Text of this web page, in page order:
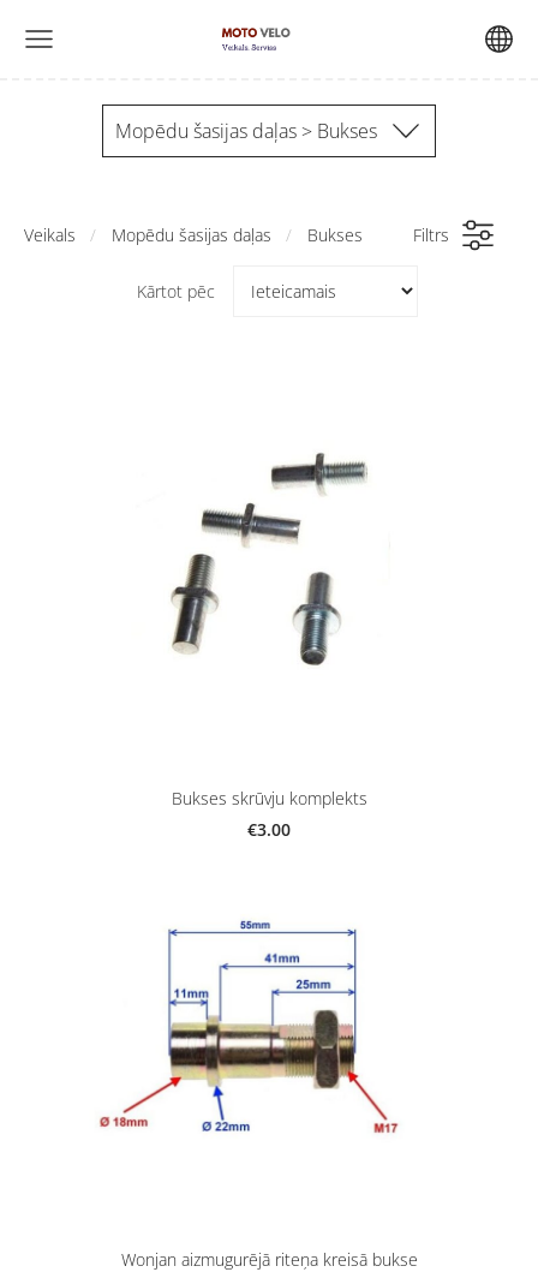
Mopēdu šasijas daļas > Bukses
Veikals Mopēdu šasijas daļas Bukses Filtrs
Kārtot pēc
Bukses skrūvju komplekts
€3.00
Wonjan aizmugurējā riteņa kreisā bukse